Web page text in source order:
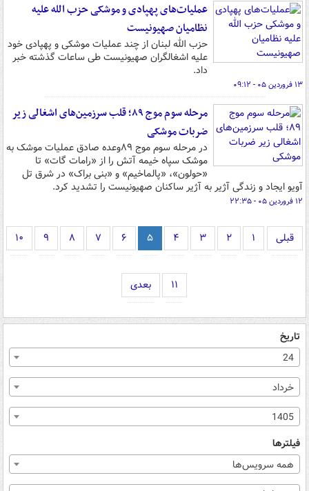
عملیات‌های پهپادی و موشکی حزب الله علیه
نظامیان صهیونیست
حزب الله لبنان از چند عملیات موشکی و پهپادی خود
علیه اشغالگران صهیونیست طی ساعات گذشته خبر
داد.
۱۳ فروردین ۰۵ - ۰۹:۱۲
مرحله سوم موج ۸۹؛ قلب سرزمین‌های اشغالی زیر
ضربات موشکی
در مرحله سوم موج ۸۹وعده صادق عملیات موشک به
موشک سپاه خیمه آتش را از «رامات گات» تا
«حولون»، «پالماخیم» و «بنی براک» در شرق تل
آویو ایجاد و زندگی آژیر به آژیر ساکنان صهیونیست را تشدید کرد.
۱۲ فروردین ۰۵ - ۲۲:۳۵
قبلی ۱ ۲ ۳ ۴ ۵ ۶ ۷ ۸ ۹ ۱۰
۱۱ بعدی
تاریخ
24
خرداد
1405
فیلترها
همه سرویس‌ها